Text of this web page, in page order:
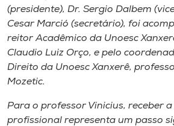
Unoesc
Store
Selecione
o idioma
(presidente), Dr. Sergio Dalbem
Cesar Marció (secretário), foi
reitor Acadêmico da Unoesc
Claudio Luiz Orço, e pelo
Direito da Unoesc Xanxerê,
Mozetic.
Para o professor Vinicius, receber
profissional representa um passo